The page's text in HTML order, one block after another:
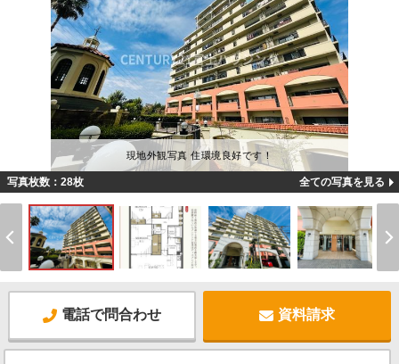
現地外観写真 住環境良好です！
写真枚数：28枚 全ての写真を見る
電話で問合わせ 資料請求